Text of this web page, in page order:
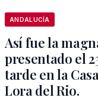
ANDALUCÍA
Así fue la
presentado el
tarde en la
Lora del Rio.